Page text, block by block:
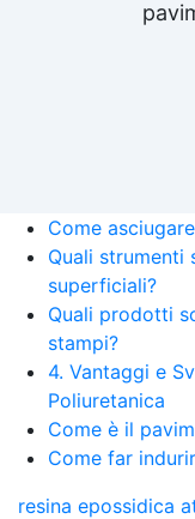
Come
Quali strumenti
superficiali?
Quali prodotti
stampi?
4. Vantaggi e
Poliuretanica
Come è il
Come far
resina epossidica